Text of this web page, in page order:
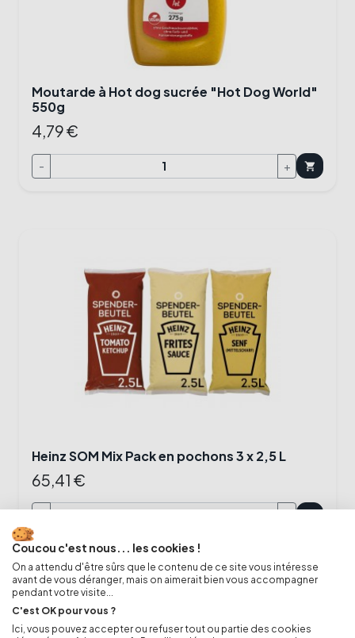
Moutarde à Hot dog sucrée "Hot Dog World"
550g
4,79 €
- + shopping_cart
Heinz SOM Mix Pack en pochons 3 x 2,5 L
65,41 €
- +
Coucou c'est nous... les cookies !
On a attendu d'être sûrs que le contenu de ce site vous intéresse
avant de vous déranger, mais on aimerait bien vous accompagner
pendant votre visite...
C'est OK pour vous ?
Ici, vous pouvez accepter ou refuser tout ou partie des cookies